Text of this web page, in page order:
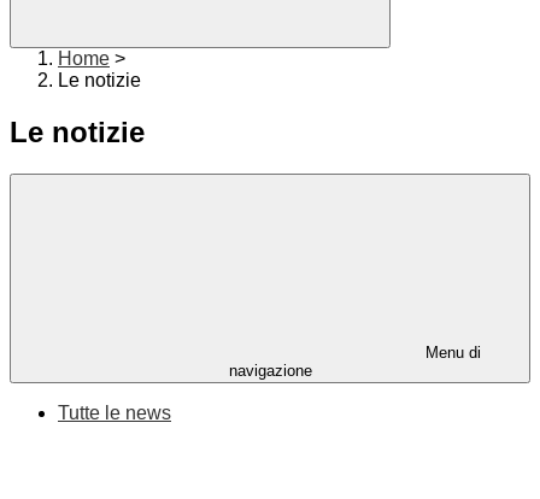
Home >
Le notizie
Le notizie
Menu di
navigazione
Tutte le news